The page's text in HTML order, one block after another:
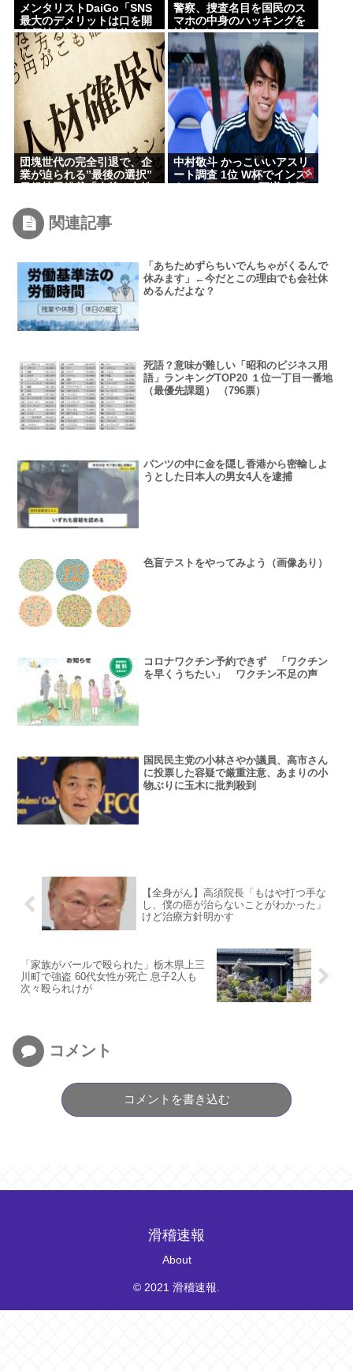
メンタリストDaiGo「SNS
最大のデメリットは口を開
く価値がない奴が発信でき
るようになったこと」
警察、捜査名目を国民のス
マホの中身のハッキングを
検討 イスラエルのペガサス
のようなスパイウェアを使
用か
団塊世代の完全引退で、企
業が迫られる”最後の選択”
活用が鍵」
中村敬斗 かっこいいアスリ
ート調査 1位 W杯でインス
関連記事
「あちためずらちいでんちゃがくるんで
休みます」←今だとこの理由でも会社休
めるんだよな？
死語？意味が難しい「昭和のビジネス用
語」ランキングTOP20 １位一丁目一番地
（最優先課題） （796票）
パンツの中に金を隠し香港から密輸しよ
うとした日本人の男女4人を逮捕
色盲テストをやってみよう（画像あり）
コロナワクチン予約できず 「ワクチン
を早くうちたい」 ワクチン不足の声
国民民主党の小林さやか議員、高市さん
に投票した容疑で厳重注意、あまりの小
物ぶりに玉木に批判殺到
【全身がん】高須院長「もはや打つ手な
し、僕の癌が治らないことがわかった」
けど治療方針明かす
「家族がバールで殴られた」栃木県上三
川町で強盗 60代女性が死亡 息子2人も
次々殴られけが
コメント
コメントを書き込む
滑稽速報
About
© 2021 滑稽速報.